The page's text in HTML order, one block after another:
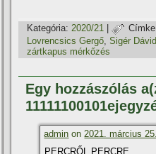
Kategória: 2020/21
Lovrencsics Gergő ,Sigér Dávid
zártkapus mérkőzés
Egy hozzászólás
admin on 2021. március
PERCRŐL PERCRE